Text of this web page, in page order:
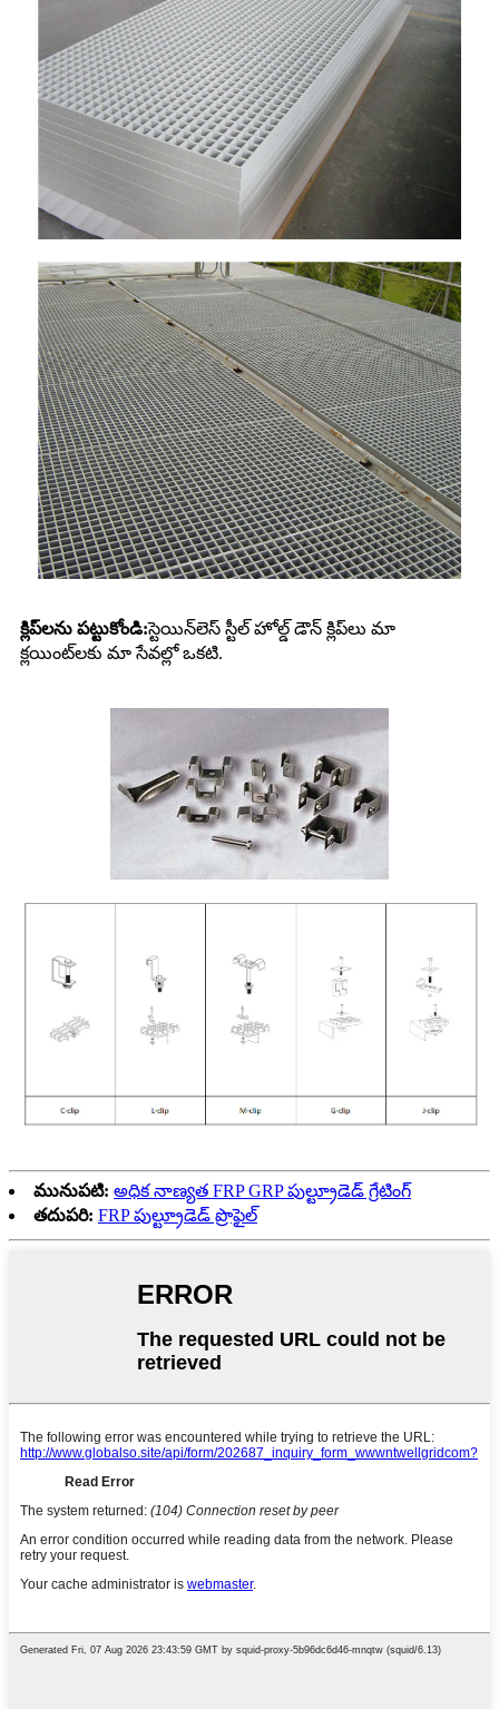
క్లిప్‌లను పట్టుకోండి:స్టెయిన్‌లెస్ స్టీల్ హోల్డ్ డౌన్ క్లిప్‌లు మా
క్లయింట్‌లకు మా సేవల్లో ఒకటి.
మునుపటి: అధిక నాణ్యత FRP GRP పుల్ట్రూడెడ్ గ్రేటింగ్
తదుపరి: FRP పుల్ట్రూడెడ్ ప్రొఫైల్